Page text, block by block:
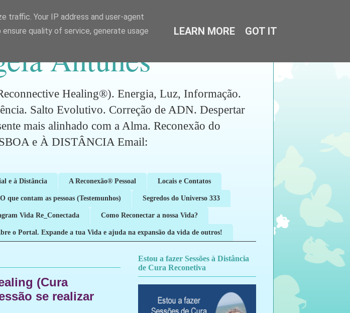
Antunes
Healing®). Energia, Luz, Informação.
Salto Evolutivo. Correção de ADN. Despertar
mais alinhado com a Alma. Reconexão do
e À DISTÂNCIA Email:
e à Distância A Reconexão® Pessoal Locais e Contatos
que contam as pessoas (Testemunhos) Segredos do Universo 333
Vida Re_Conectada Como Reconectar a nossa Vida?
o Portal. Expande a tua Vida e ajuda na expansão da vida de outros!
(Cura
se realizar
Estou a fazer Sessões à Distância
de Cura Reconetiva
traffic. Your IP address and user-agent
quality of service, generate usage
LEARN MORE GOT IT